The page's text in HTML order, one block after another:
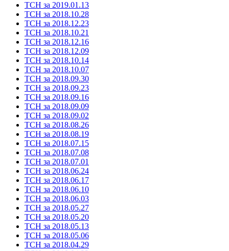
ТСН за 2019.01.13
ТСН за 2018.10.28
ТСН за 2018.12.23
ТСН за 2018.10.21
ТСН за 2018.12.16
ТСН за 2018.12.09
ТСН за 2018.10.14
ТСН за 2018.10.07
ТСН за 2018.09.30
ТСН за 2018.09.23
ТСН за 2018.09.16
ТСН за 2018.09.09
ТСН за 2018.09.02
ТСН за 2018.08.26
ТСН за 2018.08.19
ТСН за 2018.07.15
ТСН за 2018.07.08
ТСН за 2018.07.01
ТСН за 2018.06.24
ТСН за 2018.06.17
ТСН за 2018.06.10
ТСН за 2018.06.03
ТСН за 2018.05.27
ТСН за 2018.05.20
ТСН за 2018.05.13
ТСН за 2018.05.06
ТСН за 2018.04.29